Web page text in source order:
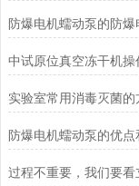
中试原位真空冻干机操
实验室常用消毒灭菌的